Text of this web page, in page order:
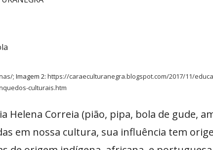
; Imagem 2: https://caraeculturanegra.blogspot.com/2017/11/
culturais.htm
Helena Correia (pião, pipa, bola de gude,
em nossa cultura, sua influência tem